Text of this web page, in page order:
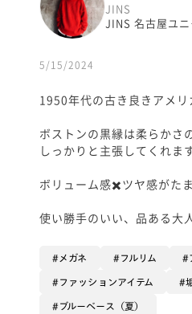
JINS
JINS 名古屋ユ
5/15/2024
1950年代の古き良きアメ
ボストンの黒縁は柔らかさ
しっかりと主張してくれま
ボリューム感✖️ツヤ感がた
使い勝手のいい、品ある大
メガネ フルリム
ファッションアイテム
ブルーベース（夏）